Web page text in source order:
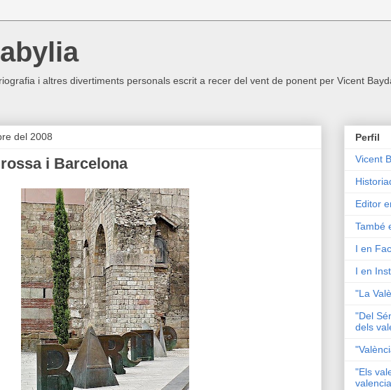
i altres divertiments personals escrit a recer del vent de ponent per Vicent
del 2008
i Barcelona
Perfil
Vicent
Editor
També
I en
I en
"La
"Del
dels
"Els